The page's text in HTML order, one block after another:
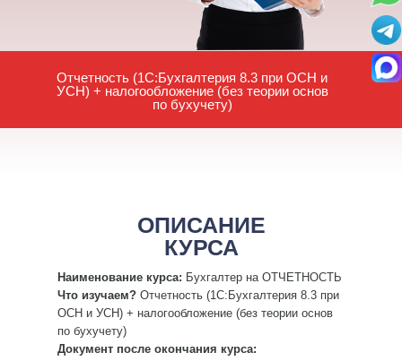
Отчетность (1С:Бухгалтерия 8.3 при ОСН и
УСН) + налогообложение (без теории основ
по бухучету)
Наименование курса: Бухгалтер на ОТЧЕТНОСТЬ
Что изучаем? Отчетность (1С:Бухгалтерия 8.3 при
ОСН и УСН) + налогообложение (без теории основ
по бухучету)
Документ после окончания курса:
ОПИСАНИЕ
КУРСА